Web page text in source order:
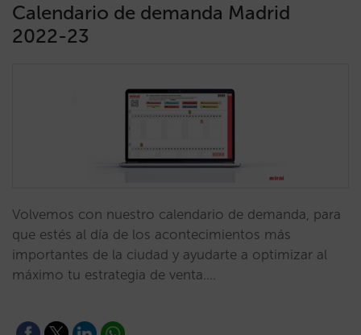
Calendario de demanda Madrid
2022-23
Volvemos con nuestro calendario de demanda, para
que estés al día de los acontecimientos más
importantes de la ciudad y ayudarte a optimizar al
máximo tu estrategia de venta.…